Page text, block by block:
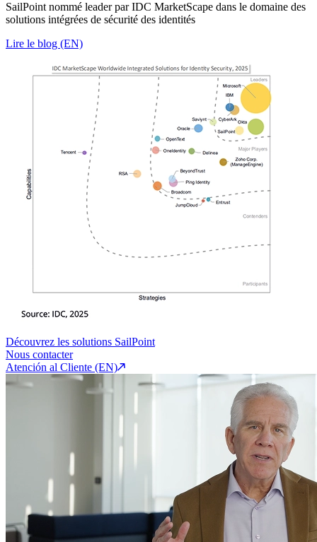
SailPoint nommé leader par IDC MarketScape dans le domaine des
solutions intégrées de sécurité des identités
Lire le blog (EN)
Découvrez les solutions SailPoint
Nous contacter
Atención al Cliente (EN)